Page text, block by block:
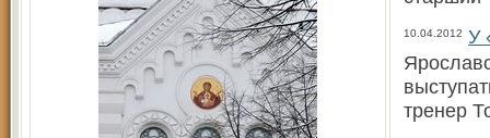
10.04.2012 У
тренер